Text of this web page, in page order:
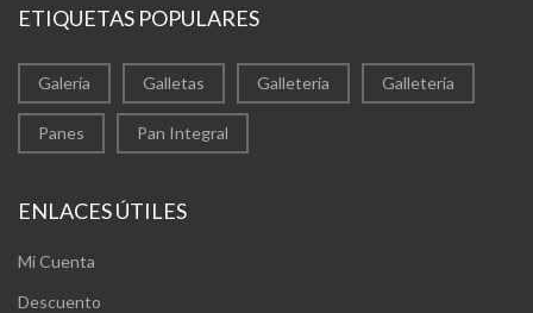
ETIQUETAS POPULARES
Galería Galletas Galleteria Galleteria
Panes Pan Integral
ENLACES ÚTILES
Mi Cuenta
Descuento